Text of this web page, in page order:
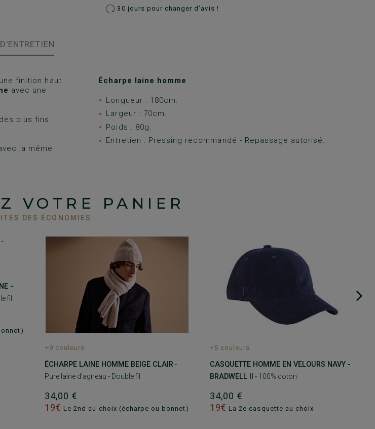
30 jours pour changer d'avis !
finition haut
avec une
plus fins
la même
Écharpe laine homme
Longueur : 180cm.
Largeur : 70cm.
Poids : 80g.
Entretien : Pressing recommandé - Repassage autorisé.
VOTRE PANIER
DES ÉCONOMIES
-
fil
+9 couleurs
ÉCHARPE LAINE HOMME BEIGE CLAIR -
Pure laine d'agneau - Double fil
34,00 €
19€ Le 2nd au choix (écharpe ou bonnet)
+5 couleurs
CASQUETTE HOMME EN VELOURS NAVY -
BRADWELL II
- 100% coton
34,00 €
19€ La 2e casquette au choix